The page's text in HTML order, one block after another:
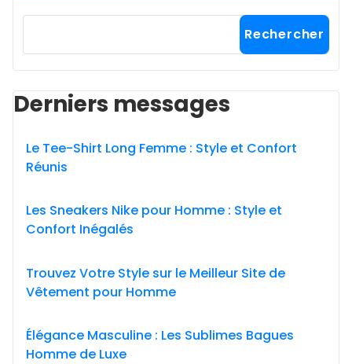
Rechercher
Derniers messages
Le Tee-Shirt Long Femme : Style et Confort
Réunis
Les Sneakers Nike pour Homme : Style et
Confort Inégalés
Trouvez Votre Style sur le Meilleur Site de
Vêtement pour Homme
Élégance Masculine : Les Sublimes Bagues
Homme de Luxe